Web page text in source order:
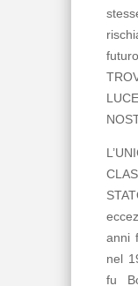
anni
nel
fu